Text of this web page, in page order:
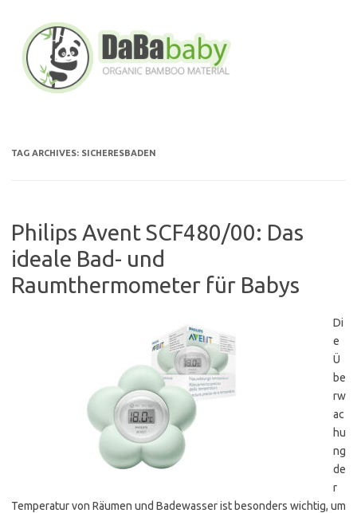
content
TAG ARCHIVES: SICHERESBADEN
Philips Avent SCF480/00: Das
ideale Bad- und
Raumthermometer für Babys
Di
e
Ü
be
rw
ac
hu
ng
de
r
Temperatur von Räumen und Badewasser ist besonders wichtig, um